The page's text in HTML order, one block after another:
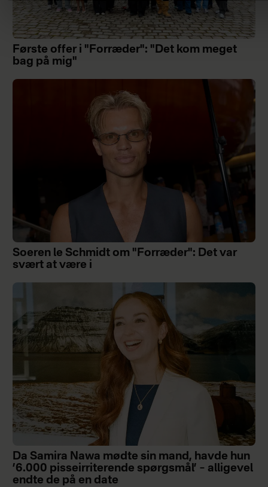
Første offer i "Forræder": "Det kom meget
bag på mig"
Soeren le Schmidt om "Forræder": Det var
svært at være i
Da Samira Nawa mødte sin mand, havde hun
’6.000 pisseirriterende spørgsmål’ – alligevel
endte de på en date